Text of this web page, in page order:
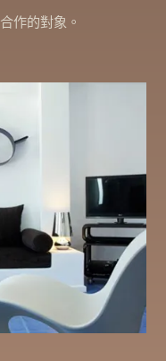
作的對象。